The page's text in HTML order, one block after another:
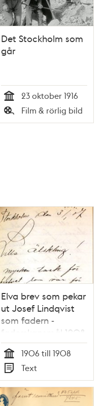
Det Stockholm som
går
Tid
23 oktober 1916
Typ
Film & rörlig bild
Elva brev som pekar
ut Josef Lindqvist
som fadern -
faderskapsmål 1908
Tid
1906 till 1908
Typ
Text